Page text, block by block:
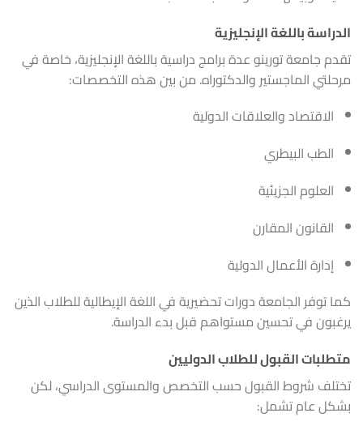
الدراسة باللغة الإنجليزية
تقدم جامعة تورينو عدة برامج دراسية باللغة الإنجليزية، خاصة في
مرحلتي الماجستير والدكتوراه. من بين هذه التخصصات:
الاقتصاد والعلاقات الدولية
الطب البيطري
العلوم الجزيئية
القانون المقارن
إدارة الأعمال الدولية
كما توفر الجامعة دورات تحضيرية في اللغة الإيطالية للطلاب الذين
يرغبون في تحسين مستواهم قبل بدء الدراسة.
متطلبات القبول للطلاب الدوليين
تختلف شروط القبول حسب التخصص والمستوى الدراسي، لكن
بشكل عام تشمل: